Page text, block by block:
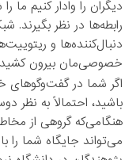
دیگران را وادار کنیم ما
رابطه‌ها در نظر بگیرند.
دنبال‌کننده‌ها و
خصوصی‌مان بیرون
اگر شما در گفت‌وگوهای
باشید، احتمالاً به نظر
هنگامی‌که گروهی از
می‌تواند جایگاه شما را